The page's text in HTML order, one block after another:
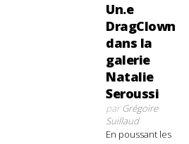
Un.e
DragClown
dans la
galerie
Natalie
Seroussi
parGrégoire
Suillaud
En poussant les